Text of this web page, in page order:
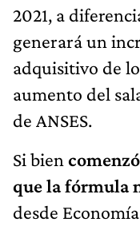
2021, a
generará un
adquisitivo de
aumento del
de ANSES.
Si bien
que la fórmula
desde